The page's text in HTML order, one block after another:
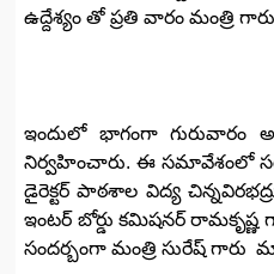
ఉద్దేశ్యం తో ప్రతి వారం మంత్రి
ఇందులో భాగంగా గురువారం
నిర్వహించారు. ఈ సమావేశంలో
డైరెక్టర్ పాఠశాల విద్య
ఇంటర్ బోర్డు కమిషనర్ రామకృష్ణ
సందర్బంగా మంత్రి సురేష్ గారు